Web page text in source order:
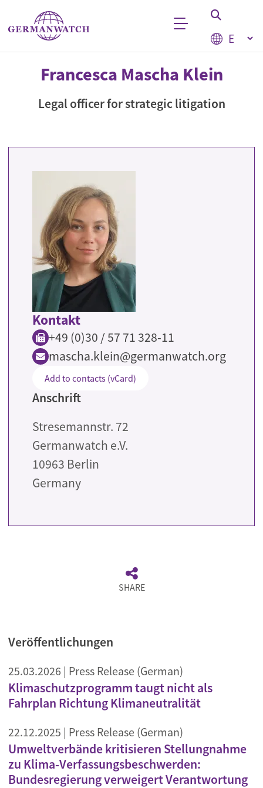
Skip to main content
Select
Keyword search
Francesca Mascha Klein
Legal officer for strategic litigation
Kontakt
+49 (0)30 / 57 71 328-11
mascha.klein@germanwatch.org
Add to contacts (vCard)
Anschrift
Stresemannstr. 72
Germanwatch e.V.
10963 Berlin
Germany
SHARE
Veröffentlichungen
25.03.2026 | Press Release (German)
Klimaschutzprogramm taugt nicht als
Fahrplan Richtung Klimaneutralität
22.12.2025 | Press Release (German)
Umweltverbände kritisieren Stellungnahme
zu Klima-Verfassungsbeschwerden:
Bundesregierung verweigert Verantwortung